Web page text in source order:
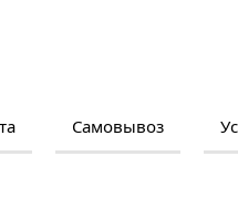
Самовывоз
и отзывами о товаре,